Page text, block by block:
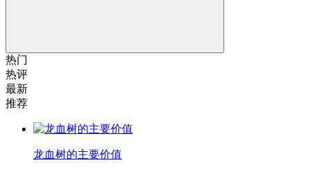
热门
热评
最新
推荐
龙血树的主要价值